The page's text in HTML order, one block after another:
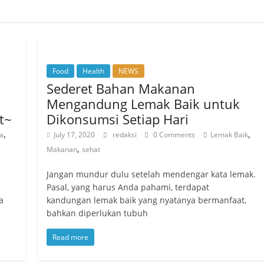
,
Food Health NEWS
Sederet Bahan Makanan
Mengandung Lemak Baik untuk
Dikonsumsi Setiap Hari
July 17, 2020 redaksi 0 Comments Lemak Baik,
Makanan,sehat
Jangan mundur dulu setelah mendengar kata lemak.
Pasal, yang harus Anda pahami, terdapat
kandungan lemak baik yang nyatanya bermanfaat,
bahkan diperlukan tubuh
Read more